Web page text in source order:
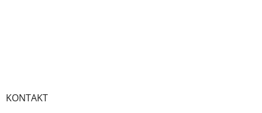
KONTAKT